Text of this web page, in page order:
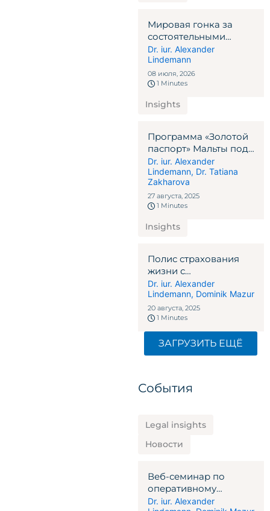
Мировая гонка за
состоятельными
людьми и почему
Швейцария
продолжает
побеждать
Dr. iur. Alexander
Lindemann
08 июля, 2026
1 Minutes
Insights
Программа «Золотой
паспорт» Мальты под
контролем ЕС: пять
ключевых вопросов
Dr. iur. Alexander
Lindemann, Dr. Tatiana
Zakharova
27 августа, 2025
1 Minutes
Insights
Полис страхования
жизни с
единовременной
премией:
преимущества,
налоговые льготы и
основные моменты,
которые следует
учитывать в
Dr. iur. Alexander
Lindemann, Dominik Mazur
20 августа, 2025
1 Minutes
ЗАГРУЗИТЬ ЕЩЁ
События
Legal insights
Новости
Веб-семинар по
оперативному
налогообложению и
Dr. iur. Alexander